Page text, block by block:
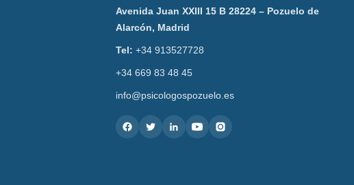
Avenida Juan XXIII 15 B 28224 – Pozuelo de
Alarcón, Madrid
Tel: +34 913527728
+34 669 83 48 45
info@psicologospozuelo.es